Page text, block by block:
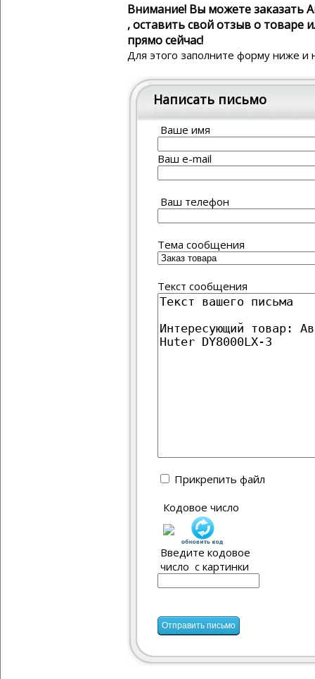
Внимание! Вы можете заказать
, оставить свой отзыв о
прямо сейчас!
Для этого заполните форму ниже и
Написать письмо
Ваше имя
Ваш e-mail
Ваш телефон
Тема сообщения
Текст сообщения
Прикрепить файл
Кодовое число
Введите кодовое
число с картинки